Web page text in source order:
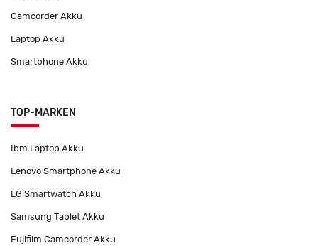
Camcorder Akku
Laptop Akku
Smartphone Akku
TOP-MARKEN
Ibm Laptop Akku
Lenovo Smartphone Akku
LG Smartwatch Akku
Samsung Tablet Akku
Fujifilm Camcorder Akku